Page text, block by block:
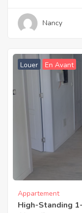
Nancy
Louer En Avant
Appartement
High-Standing